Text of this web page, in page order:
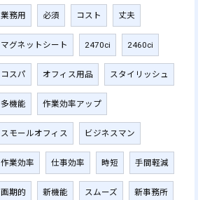
業務用 必須 コスト 丈夫
マグネットシート 2470ci 2460ci
コスパ オフィス用品 スタイリッシュ
多機能 作業効率アップ
スモールオフィス ビジネスマン
作業効率 仕事効率 時短 手間軽減
画期的 新機能 スムーズ 新事務所